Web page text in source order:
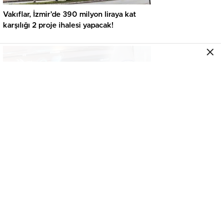
Vakıflar, İzmir’de 390 milyon liraya kat
karşılığı 2 proje ihalesi yapacak!